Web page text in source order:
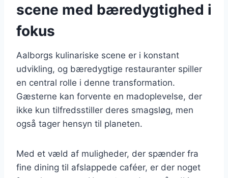
scene med bæredygtighed i
fokus
Aalborgs kulinariske scene er i konstant
udvikling, og bæredygtige restauranter spiller
en central rolle i denne transformation.
Gæsterne kan forvente en madoplevelse, der
ikke kun tilfredsstiller deres smagsløg, men
også tager hensyn til planeten.
Med et væld af muligheder, der spænder fra
fine dining til afslappede caféer, er der noget